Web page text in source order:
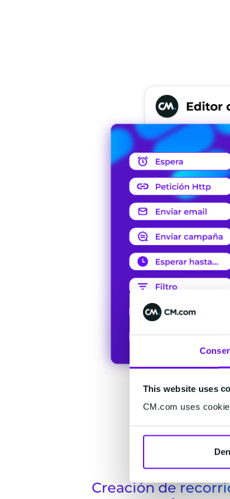
This website uses
CM.com uses
Creación de